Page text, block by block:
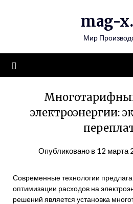
mag-
Мир
электроэнергии:
Опубликовано в 12 марта
Современные технологии
оптимизации расходов на
решений является установка